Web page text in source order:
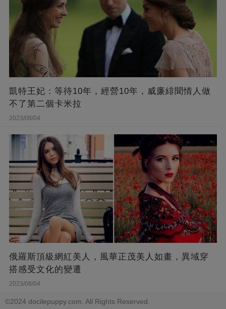
凱特王妃：等待10年，經營10年，威廉緋聞情人做
不了第二個卡米拉
2023/08/04
俄羅斯頂級網紅美人，風華正茂美人如畫，異域穿
搭感受文化的變遷
2023/08/04
©2024 docilepuppy.com. All Rights Reserved.